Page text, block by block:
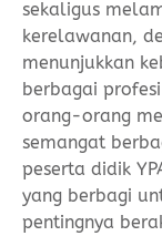
sekaligus
kerelawanan,
menunjukkan
berbagai
orang-orang
semangat
peserta didik
yang berbagi
pentingnya